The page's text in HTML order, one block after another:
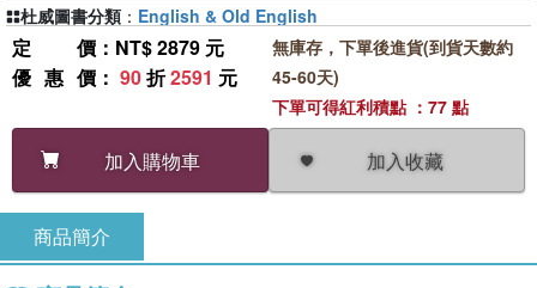
定價 ：NT$ 2879 元
優惠價 ： 90折2591 元
加入購物車 加入收藏
無庫存，下單後進貨(到貨天數約
45-60天)
下單可得紅利積點 ：77 點
杜威圖書分類 ： English & Old English
商品簡介